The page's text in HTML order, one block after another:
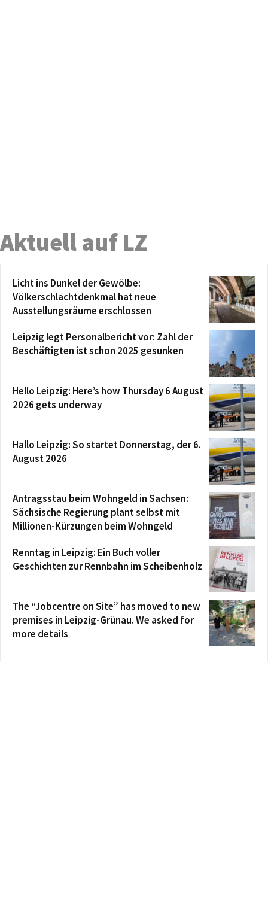
Aktuell auf LZ
Licht ins Dunkel der Gewölbe:
Völkerschlachtdenkmal hat neue
Ausstellungsräume erschlossen
Leipzig legt Personalbericht vor: Zahl der
Beschäftigten ist schon 2025 gesunken
Hello Leipzig: Here’s how Thursday 6 August
2026 gets underway
Hallo Leipzig: So startet Donnerstag, der 6.
August 2026
Antragsstau beim Wohngeld in Sachsen:
Sächsische Regierung plant selbst mit
Millionen-Kürzungen beim Wohngeld
Renntag in Leipzig: Ein Buch voller
Geschichten zur Rennbahn im Scheibenholz
The “Jobcentre on Site” has moved to new
premises in Leipzig-Grünau. We asked for
more details